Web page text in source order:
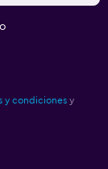
y condiciones y